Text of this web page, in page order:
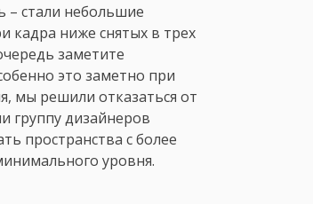
стали небольшие
кадра ниже снятых в трех
заметите
это заметно при
мы решили отказаться от
группу дизайнеров
пространства с более
уровня.